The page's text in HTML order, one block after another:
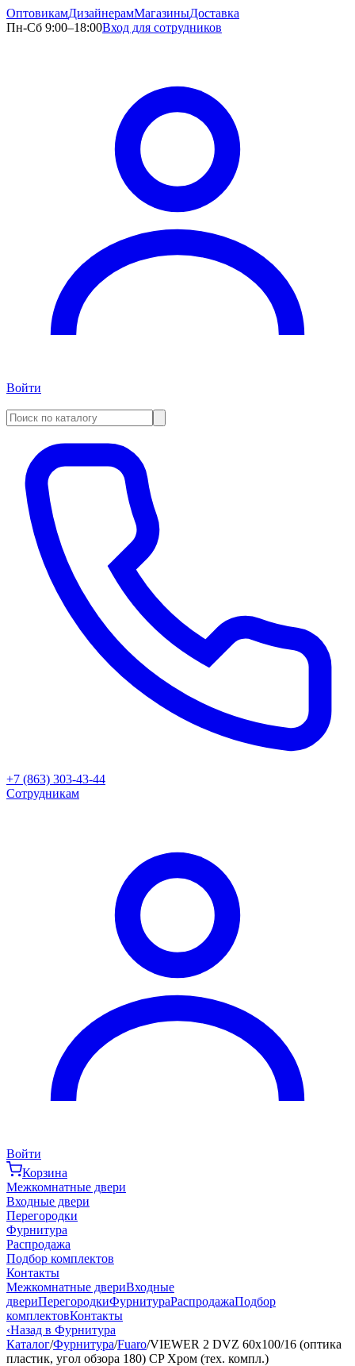
ОптовикамДизайнерамМагазиныДоставка
Пн-Сб 9:00–18:00Вход для сотрудников
Войти
+7 (863) 303-43-44
Сотрудникам
Войти
Корзина
Межкомнатные двери
Входные двери
Перегородки
Фурнитура
Распродажа
Подбор комплектов
Контакты
Межкомнатные двериВходные
двериПерегородкиФурнитураРаспродажаПодбор
комплектовКонтакты
‹Назад в Фурнитура
Каталог/Фурнитура/Fuaro/VIEWER 2 DVZ 60x100/16 (оптика
пластик, угол обзора 180) CP Хром (тех. компл.)